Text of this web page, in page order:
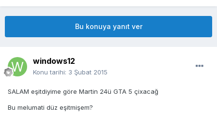
Bu konuya yanıt ver
windows12
Konu tarihi: 3 Şubat 2015
SALAM eşitdiyime göre Martin 24ü GTA 5 çixacağ
Bu melumati düz eşitmişem?